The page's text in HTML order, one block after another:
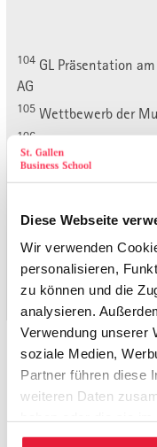
Diese Webseite
Wir verwenden
personalisieren,
zu können und die
analysieren.
Verwendung unserer
soziale Medien,
Partner führen diese
weiteren Daten
gesammelt haben.
104 GL Präsentation
AG
105 Wettbewerb der
106Bau Wissen –
Aufbau
107
(Bau Wissen –
« 6.2. Erstes Fazit
6.4. Quintessenzen
Zurück